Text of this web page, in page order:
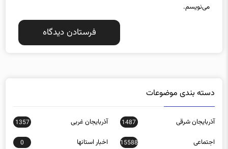
می‌نویسم.
دسته بندی موضوعات
آذربایجان شرقی 1487 آذربایجان غربی 1357
اجتماعی 15588 اخبار استانها 0